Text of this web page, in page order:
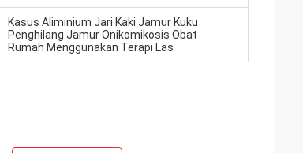
Kasus Aliminium Jari Kaki Jamur Kuku
Penghilang Jamur Onikomikosis Obat
Rumah Menggunakan Terapi Las